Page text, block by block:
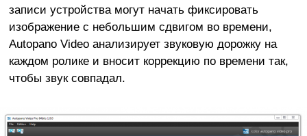
записи устройства могут начать фиксировать
изображение с небольшим сдвигом во времени,
Autopano Video анализирует звуковую дорожку на
каждом ролике и вносит коррекцию по времени так,
чтобы звук совпадал.